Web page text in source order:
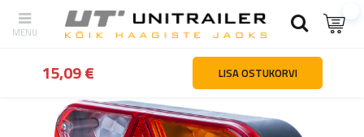
tagasi Kodu Tagatuled DOBPLAST
15,09 € LISA OSTUKORVI